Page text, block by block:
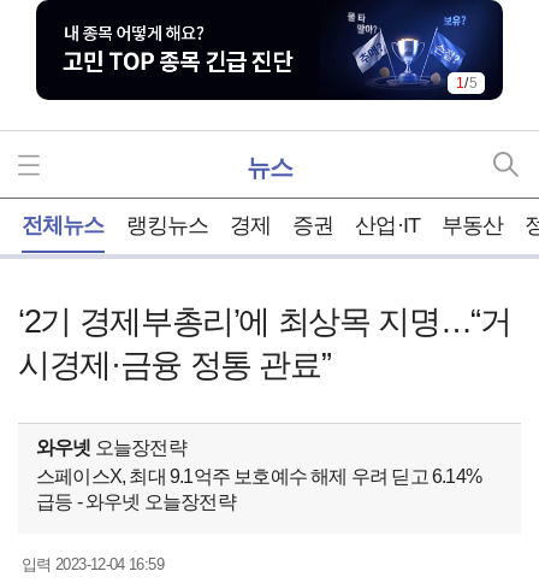
1/5
뉴스
전체뉴스 랭킹뉴스 경제 증권 산업·IT 부동산
‘2기 경제부총리’에 최상목 지명…“거
시경제·금융 정통 관료”
와우넷 오늘장전략
스페이스X, 최대 9.1억주 보호예수 해제 우려 딛고 6.14%
급등 - 와우넷 오늘장전략
입력2023-12-04 16:59